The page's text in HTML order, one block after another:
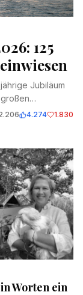
125
Jubiläum
Feuerwerk.
4.274 1.830
Worten ein